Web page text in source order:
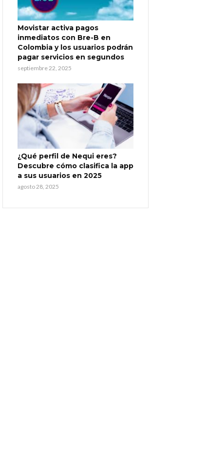
Movistar activa pagos
inmediatos con Bre-B en
Colombia y los usuarios podrán
pagar servicios en segundos
septiembre 22, 2025
¿Qué perfil de Nequi eres?
Descubre cómo clasifica la app
a sus usuarios en 2025
agosto 28, 2025